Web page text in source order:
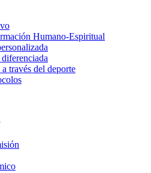
Humano-Espiritual
través del deporte